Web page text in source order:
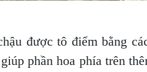
được tô điểm bằng
phần hoa phía trên